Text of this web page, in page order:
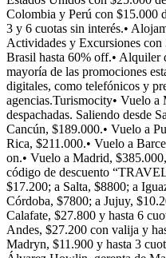
Colombia y Perú con $15.000
3 y 6 cuotas sin interés.•
Actividades y Excursiones
Brasil hasta 60% off.• Alquiler
mayoría de las promociones
digitales, como telefónicos y
agencias.Turismocity• Vuelo
despachadas. Saliendo desde
Cancún, $189.000.• Vuelo a
Rica, $211.000.• Vuelo a
on.• Vuelo a Madrid,
código de descuento
$17.200; a Salta, $8800; a
Córdoba, $7800; a Jujuy,
Calafate, $27.800 y hasta 6
Andes, $27.200 con valija y
Madryn, $11.900 y hasta 3